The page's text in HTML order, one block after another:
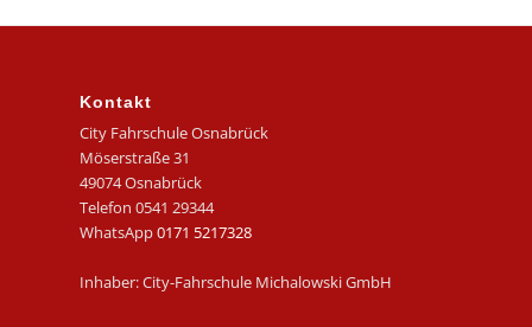
Kontakt
City Fahrschule Osnabrück
Möserstraße 31
49074 Osnabrück
Telefon 0541 29344
WhatsApp0171 5217328
Inhaber: City-Fahrschule Michalowski GmbH